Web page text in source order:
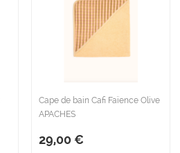
Cape de bain Cafi Faïence Olive
APACHES
29,00 €